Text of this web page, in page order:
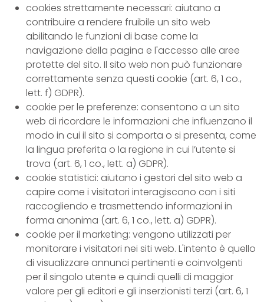
cookies strettamente necessari: aiutano a
contribuire a rendere fruibile un sito web
abilitando le funzioni di base come la
navigazione della pagina e l'accesso alle aree
protette del sito. Il sito web non può funzionare
correttamente senza questi cookie (art. 6, 1 co.,
lett. f) GDPR).
cookie per le preferenze: consentono a un sito
web di ricordare le informazioni che influenzano il
modo in cui il sito si comporta o si presenta, come
la lingua preferita o la regione in cui l’utente si
trova (art. 6, 1 co., lett. a) GDPR).
cookie statistici: aiutano i gestori del sito web a
capire come i visitatori interagiscono con i siti
raccogliendo e trasmettendo informazioni in
forma anonima (art. 6, 1 co., lett. a) GDPR).
cookie per il marketing: vengono utilizzati per
monitorare i visitatori nei siti web. L'intento è quello
di visualizzare annunci pertinenti e coinvolgenti
per il singolo utente e quindi quelli di maggior
valore per gli editori e gli inserzionisti terzi (art. 6, 1